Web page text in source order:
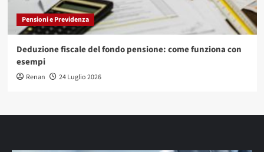
Pensioni e Previdenza
Deduzione fiscale del fondo pensione: come funziona con
esempi
Renan 24 Luglio 2026